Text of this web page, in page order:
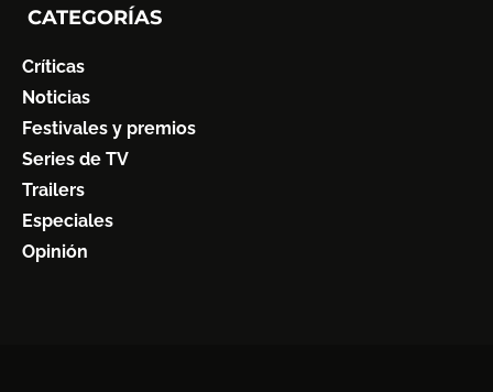
CATEGORÍAS
Críticas
Noticias
Festivales y premios
Series de TV
Trailers
Especiales
Opinión